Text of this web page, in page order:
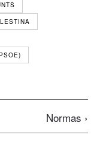
Normas ›